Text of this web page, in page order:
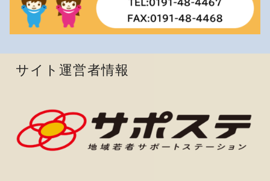
サイト運営者情報